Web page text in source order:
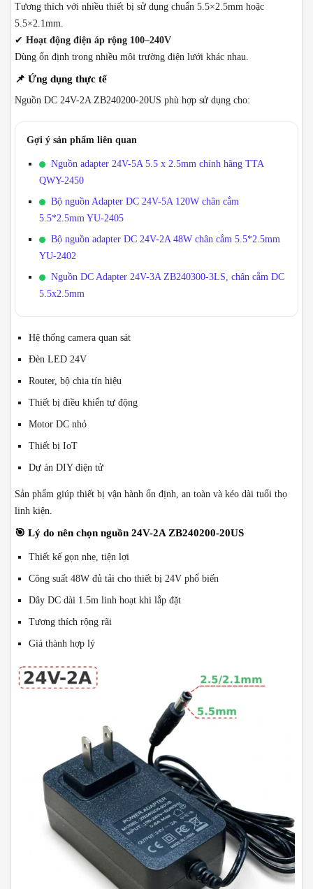
Tương thích với nhiều thiết bị sử dụng chuẩn 5.5×2.5mm hoặc
5.5×2.1mm.
✔ Hoạt động điện áp rộng 100–240V
Dùng ổn định trong nhiều môi trường điện lưới khác nhau.
📌 Ứng dụng thực tế
Nguồn DC 24V-2A ZB240200-20US phù hợp sử dụng cho:
Gợi ý sản phẩm liên quan
Nguồn adapter 24V-5A 5.5 x 2.5mm chính hãng TTA
QWY-2450
Bộ nguồn Adapter DC 24V-5A 120W chân cắm
5.5*2.5mm YU-2405
Bộ nguồn adapter DC 24V-2A 48W chân cắm 5.5*2.5mm
YU-2402
Nguồn DC Adapter 24V-3A ZB240300-3LS, chân cắm DC
5.5x2.5mm
Hệ thống camera quan sát
Đèn LED 24V
Router, bộ chia tín hiệu
Thiết bị điều khiển tự động
Motor DC nhỏ
Thiết bị IoT
Dự án DIY điện tử
Sản phẩm giúp thiết bị vận hành ổn định, an toàn và kéo dài tuổi thọ
linh kiện.
🎯 Lý do nên chọn nguồn 24V-2A ZB240200-20US
Thiết kế gọn nhẹ, tiện lợi
Công suất 48W đủ tải cho thiết bị 24V phổ biến
Dây DC dài 1.5m linh hoạt khi lắp đặt
Tương thích rộng rãi
Giá thành hợp lý